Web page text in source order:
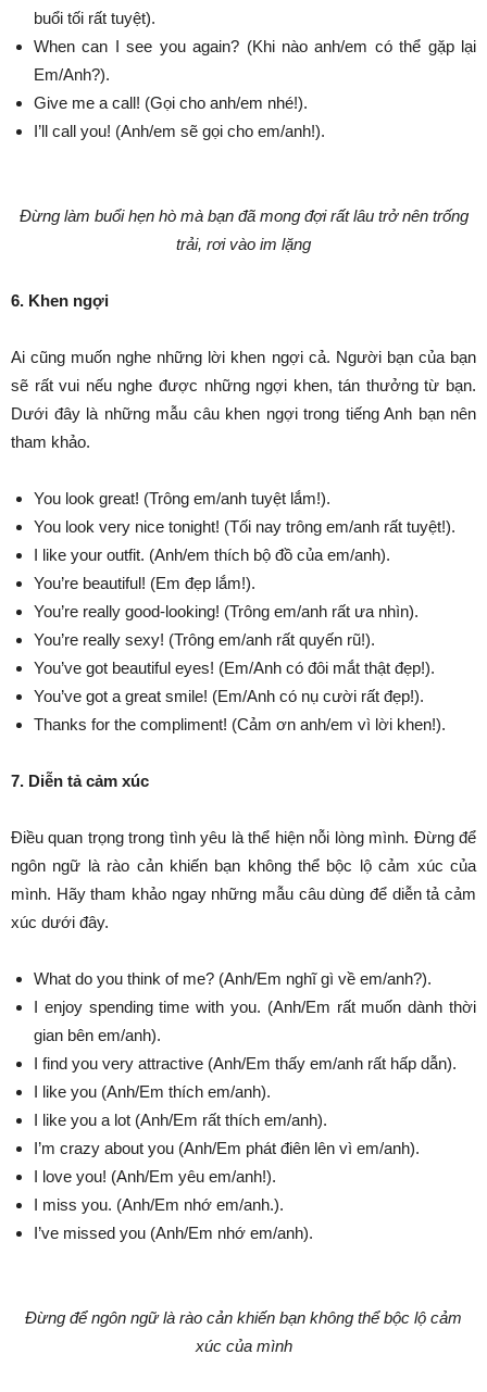
buổi tối rất tuyệt).
When can I see you again? (Khi nào anh/em có thể gặp lại
Em/Anh?).
Give me a call! (Gọi cho anh/em nhé!).
I’ll call you! (Anh/em sẽ gọi cho em/anh!).
Đừng làm buổi hẹn hò mà bạn đã mong đợi rất lâu trở nên trống
trải, rơi vào im lặng
6. Khen ngợi
Ai cũng muốn nghe những lời khen ngợi cả. Người bạn của bạn
sẽ rất vui nếu nghe được những ngợi khen, tán thưởng từ bạn.
Dưới đây là những mẫu câu khen ngợi trong tiếng Anh bạn nên
tham khảo.
You look great! (Trông em/anh tuyệt lắm!).
You look very nice tonight! (Tối nay trông em/anh rất tuyệt!).
I like your outfit. (Anh/em thích bộ đồ của em/anh).
You’re beautiful! (Em đẹp lắm!).
You’re really good-looking! (Trông em/anh rất ưa nhìn).
You’re really sexy! (Trông em/anh rất quyến rũ!).
You’ve got beautiful eyes! (Em/Anh có đôi mắt thật đẹp!).
You’ve got a great smile! (Em/Anh có nụ cười rất đẹp!).
Thanks for the compliment! (Cảm ơn anh/em vì lời khen!).
7. Diễn tả cảm xúc
Điều quan trọng trong tình yêu là thể hiện nỗi lòng mình. Đừng để
ngôn ngữ là rào cản khiến bạn không thể bộc lộ cảm xúc của
mình. Hãy tham khảo ngay những mẫu câu dùng để diễn tả cảm
xúc dưới đây.
What do you think of me? (Anh/Em nghĩ gì về em/anh?).
I enjoy spending time with you. (Anh/Em rất muốn dành thời
gian bên em/anh).
I find you very attractive (Anh/Em thấy em/anh rất hấp dẫn).
I like you (Anh/Em thích em/anh).
I like you a lot (Anh/Em rất thích em/anh).
I’m crazy about you (Anh/Em phát điên lên vì em/anh).
I love you! (Anh/Em yêu em/anh!).
I miss you. (Anh/Em nhớ em/anh.).
I’ve missed you (Anh/Em nhớ em/anh).
Đừng để ngôn ngữ là rào cản khiến bạn không thể bộc lộ cảm
xúc của mình